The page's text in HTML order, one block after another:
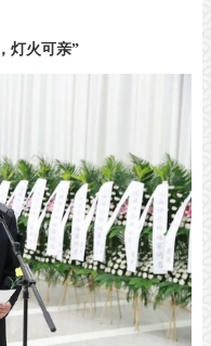
灯火可亲”